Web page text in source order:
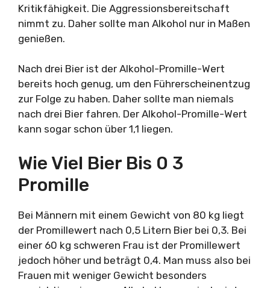
Kritikfähigkeit. Die Aggressionsbereitschaft
nimmt zu. Daher sollte man Alkohol nur in Maßen
genießen.
Nach drei Bier ist der Alkohol-Promille-Wert
bereits hoch genug, um den Führerscheinentzug
zur Folge zu haben. Daher sollte man niemals
nach drei Bier fahren. Der Alkohol-Promille-Wert
kann sogar schon über 1,1 liegen.
Wie Viel Bier Bis 0 3
Promille
Bei Männern mit einem Gewicht von 80 kg liegt
der Promillewert nach 0,5 Litern Bier bei 0,3. Bei
einer 60 kg schweren Frau ist der Promillewert
jedoch höher und beträgt 0,4. Man muss also bei
Frauen mit weniger Gewicht besonders